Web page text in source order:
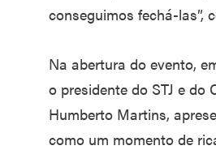
conseguimos fechá-las”,
Na abertura do evento,
o presidente do STJ e do
Humberto Martins,
como um momento de